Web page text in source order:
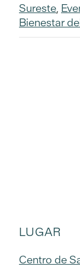
Sureste,
Bienestar
LUGAR
Centro de